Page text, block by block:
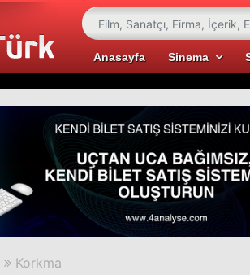
Anasayfa Sinema
Korkma